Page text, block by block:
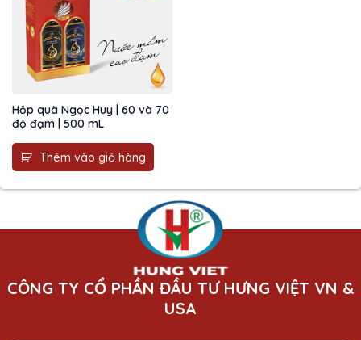
Hộp quà Ngọc Huy | 60 và 70
độ đạm | 500 mL
Thêm vào giỏ hàng
CÔNG TY CỔ PHẦN ĐẦU TƯ HƯNG VIỆT VN &
USA